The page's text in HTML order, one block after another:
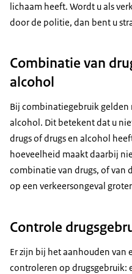
lichaam heeft. Wordt u als
door de politie, dan bent u
Combinatie van
alcohol
Bij combinatiegebruik gelden
alcohol. Dit betekent dat u
drugs of drugs en alcohol
hoeveelheid maakt daarbij
combinatie van drugs, of van
op een verkeersongeval
Controle
Er zijn bij het aanhouden van
controleren op drugsgebruik: